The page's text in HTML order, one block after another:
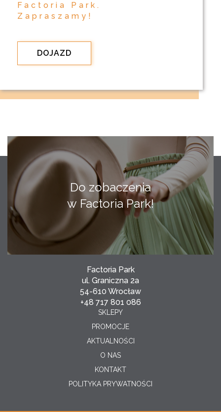
Factoria Park.
Zapraszamy!
DOJAZD
Do zobaczenia
w Factoria Park!
Factoria Park
ul. Graniczna 2a
54-610 Wrocław
+48 717 801 086
SKLEPY
PROMOCJE
AKTUALNOŚCI
O NAS
KONTAKT
POLITYKA PRYWATNOŚCI